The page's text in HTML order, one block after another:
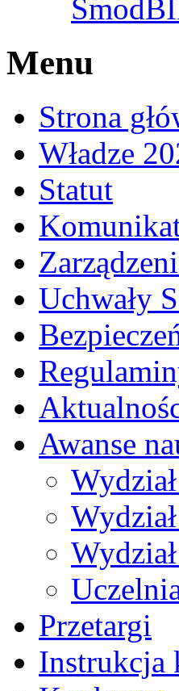
Menu
Strona
Władze
Statut
Uchwały
Awanse
Przetargi
Instrukcja